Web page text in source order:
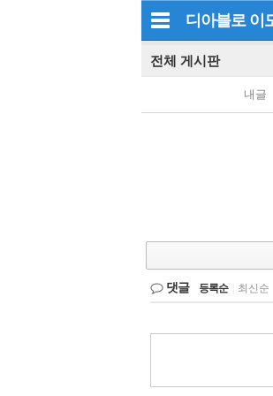
디아블로 이
전체 게시판
내글
댓글 등록순 최신순